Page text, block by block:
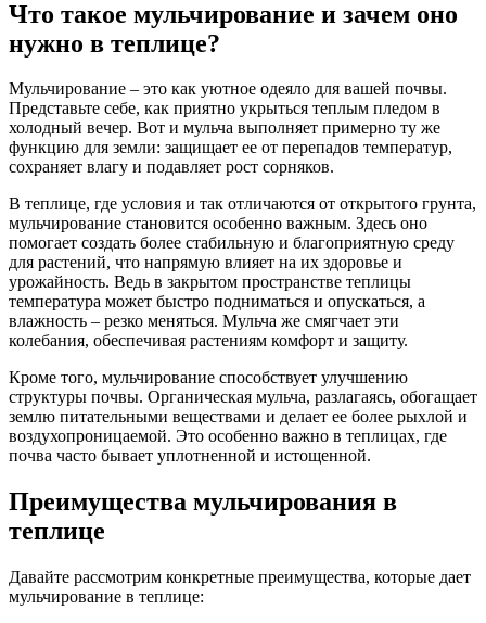
Что такое мульчирование и зачем оно
нужно в теплице?
Мульчирование – это как уютное одеяло для вашей почвы.
Представьте себе, как приятно укрыться теплым пледом в
холодный вечер. Вот и мульча выполняет примерно ту же
функцию для земли: защищает ее от перепадов температур,
сохраняет влагу и подавляет рост сорняков.
В теплице, где условия и так отличаются от открытого грунта,
мульчирование становится особенно важным. Здесь оно
помогает создать более стабильную и благоприятную среду
для растений, что напрямую влияет на их здоровье и
урожайность. Ведь в закрытом пространстве теплицы
температура может быстро подниматься и опускаться, а
влажность – резко меняться. Мульча же смягчает эти
колебания, обеспечивая растениям комфорт и защиту.
Кроме того, мульчирование способствует улучшению
структуры почвы. Органическая мульча, разлагаясь, обогащает
землю питательными веществами и делает ее более рыхлой и
воздухопроницаемой. Это особенно важно в теплицах, где
почва часто бывает уплотненной и истощенной.
Преимущества мульчирования в
теплице
Давайте рассмотрим конкретные преимущества, которые дает
мульчирование в теплице: